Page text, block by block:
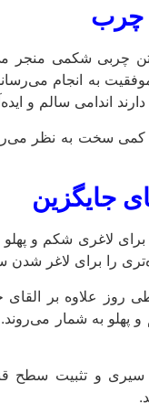
چرب
شکمی منجر
به انجام
اندامی سالم و
جایگزین
برای لاغری شکم و
را برای لاغر شدن
علاوه بر القای
و پهلو به شمار
سیری و تثبیت